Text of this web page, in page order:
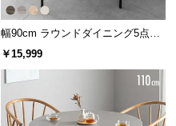
幅90cm ラウンドダイニング5点セ
ット 4人掛け
￥15,999